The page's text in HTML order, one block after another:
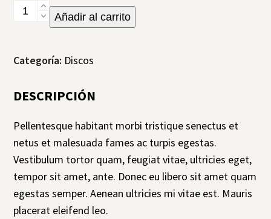
Woo
Añadir al carrito
Categoría: Discos
DESCRIPCIÓN
Pellentesque habitant morbi tristique senectus et
netus et malesuada fames ac turpis egestas.
Vestibulum tortor quam, feugiat vitae, ultricies eget,
tempor sit amet, ante. Donec eu libero sit amet quam
egestas semper. Aenean ultricies mi vitae est. Mauris
placerat eleifend leo.